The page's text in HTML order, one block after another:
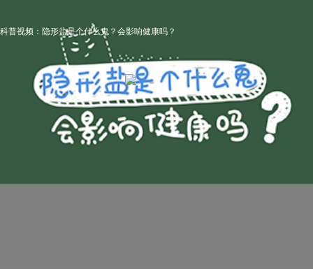
科普视频：隐形盐是个什么鬼？会影响健康吗？